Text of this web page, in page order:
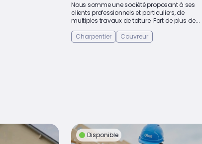
Nous somme une société proposant à ses
clients professionnels et particuliers, de
multiples travaux de toiture. Fort de plus de...
Charpentier
Couvreur
Disponible